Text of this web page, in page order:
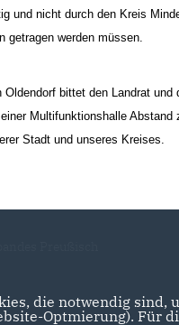
und nicht durch den Kreis
getragen werden müssen.
bittet den Landrat
Multifunktionshalle
Stadt und unseres Kreises.
die notwendig
Optmierung).